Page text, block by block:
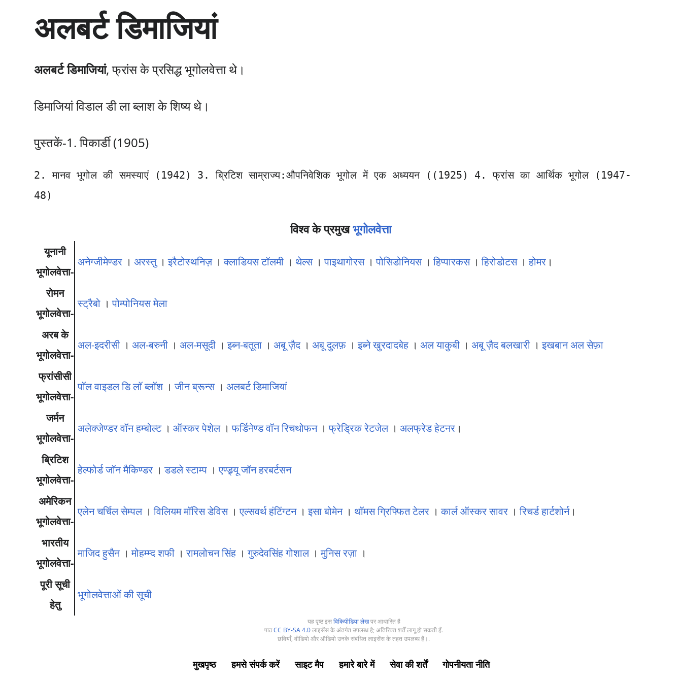
ग्री
एँ
अलबर्ट डिमाजियां
अलबर्ट डिमाजियां, फ्रांस के प्रसिद्ध भूगोलवेत्ता थे।
डिमाजियां विडाल डी ला ब्लाश के शिष्य थे।
पुस्तकें-1. पिकार्डी (1905)
2. मानव भूगोल की समस्याएं (1942) 3. ब्रिटिश साम्राज्य:औपनिवेशिक भूगोल में एक अध्ययन ((1925) 4. फ्रांस का आर्थिक भूगोल (1947-
48)
विश्व के प्रमुखभूगोलवेत्ता
यूनानी
भूगोलवेत्ता-
अनेग्जीमेण्डर ।अरस्तु।इरैटोस्थनिज़।क्लाडियस टॉलमी । थेल्स।पाइथागोरस।पोसिडोनियस।हिप्पारकस।हिरोडोटस।होमर ।
रोमन
भूगोलवेत्ता-
स्ट्रैबो ।पोम्पोनियस मेला
अरब के
भूगोलवेत्ता-
अल-इदरीसी ।अल-बरुनी ।अल-मसूदी ।इब्न-बतूता ।अबू ज़ैद।अबू दुलफ़ ।इब्ने खुरदादबेह ।अल याकुबी ।अबू ज़ैद बलखारी ।इखबान अल सेफ़ा
फ्रांसीसी
भूगोलवेत्ता-
पॉल वाइडल डि लॉ ब्लॉश।जीन ब्रून्स।अलबर्ट डिमाजियां
जर्मन
भूगोलवेत्ता-
अलेक्जेण्डर वॉन हम्बोल्ट।ऑस्कर पेशेल।फर्डिनेण्ड वॉन रिचथोफन।फ्रेड्रिक रेटजेल।अलफ्रेड हेटनर ।
ब्रिटिश
भूगोलवेत्ता-
हेल्फोर्ड जॉन मैकिण्डर ।डडले स्टाम्प ।एण्ड्र्यू जॉन हरबर्टसन
अमेरिकन
भूगोलवेत्ता-
एलेन चर्चिल सेम्पल।विलियम मॉरिस डेविस।एल्सवर्थ हंटिंग्टन।इसा बोमेन। थॉमस ग्रिफ्फित टेलर ।कार्ल ऑस्कर सावर ।रिचर्ड हार्टशोर्न।
भारतीय
भूगोलवेत्ता-
माजिद हुसैन।मोहम्म्द शफी ।रामलोचन सिंह ।गुरुदेवसिंह गोशाल।मुनिस रज़ा ।
पूरी सूची
हेतु
भूगोलवेत्ताओं की सूची
यह पृष्ठ इसविकिपीडिया लेखपर आधारित है
पाठCC BY-SA 4.0लाइसेंस के अंतर्गत उपलब्ध है; अतिरिक्त शर्तें लागू हो सकती हैं.
छवियाँ, वीडियो और ऑडियो उनके संबंधित लाइसेंस के तहत उपलब्ध हैं।.
मुखपृष्ठ हमसे संपर्क करें साइट मैप हमारे बारे में सेवा की शर्तें गोपनीयता नीति